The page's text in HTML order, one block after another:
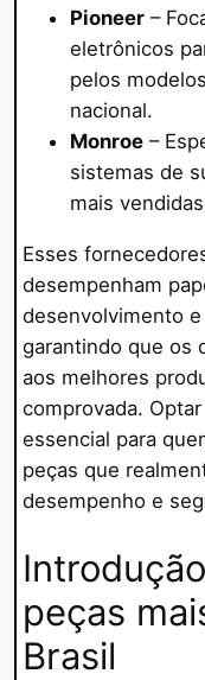
Pioneer–
eletrônicos
pelos
nacional.
Monroe–
sistemas de
mais
Esses
desempenham
desenvolvimento
garantindo que os
aos melhores
comprovada.
essencial para
peças que
desempenho e
peças
Brasil